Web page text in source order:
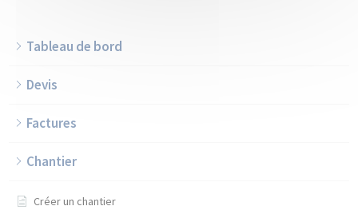
Tableau de bord
Devis
Factures
Chantier
Créer un chantier